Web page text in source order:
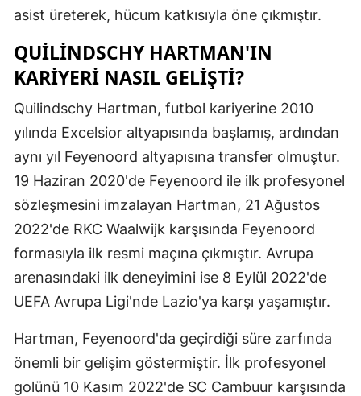
Hatay
İstanbul
Kars
Kastamonu
Kırklareli
Kırşehir
Kocaeli
asist üreterek, hücum katkısıyla öne çıkmıştır.
QUILINDSCHY HARTMAN'IN
KARIYERI NASIL GELIŞTI?
Quilindschy Hartman, futbol kariyerine 2010
yılında Excelsior altyapısında başlamış, ardından
aynı yıl Feyenoord altyapısına transfer olmuştur.
19 Haziran 2020'de Feyenoord ile ilk profesyonel
sözleşmesini imzalayan Hartman, 21 Ağustos
2022'de RKC Waalwijk karşısında Feyenoord
formasıyla ilk resmi maçına çıkmıştır. Avrupa
arenasındaki ilk deneyimini ise 8 Eylül 2022'de
UEFA Avrupa Ligi'nde Lazio'ya karşı yaşamıştır.
Hartman, Feyenoord'da geçirdiği süre zarfında
önemli bir gelişim göstermiştir. İlk profesyonel
golünü 10 Kasım 2022'de SC Cambuur karşısında